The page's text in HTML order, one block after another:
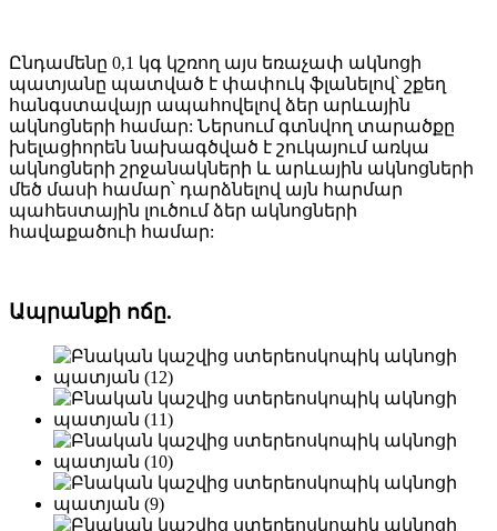
Ընդամենը 0,1 կգ կշռող այս եռաչափ ակնոցի
պատյանը պատված է փափուկ ֆլանելով՝ շքեղ
հանգստավայր ապահովելով ձեր արևային
ակնոցների համար: Ներսում գտնվող տարածքը
խելացիորեն նախագծված է շուկայում առկա
ակնոցների շրջանակների և արևային ակնոցների
մեծ մասի համար՝ դարձնելով այն հարմար
պահեստային լուծում ձեր ակնոցների
հավաքածուի համար:
Ապրանքի ոճը.